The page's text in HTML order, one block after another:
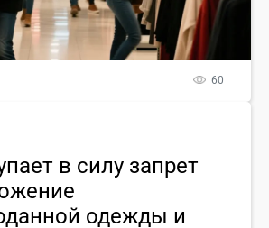
60
в силу запрет
одежды и